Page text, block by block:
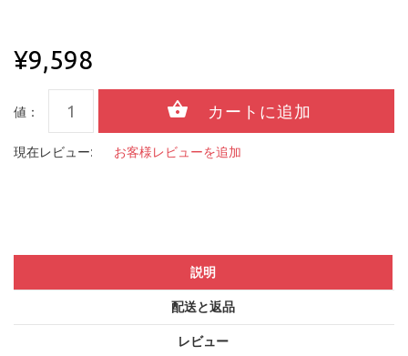
¥9,598
値：
現在レビュー: お客様レビューを追加
説明
配送と返品
レビュー